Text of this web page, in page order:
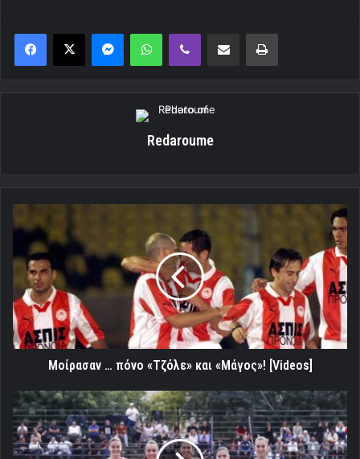
MessengerWhatsAppViber Κοινοποίηση μέσω ηλεκτρονικού ταχυδρομείουΕκτύπωση
Redaroume
…
πόνο
«Τζόλε»
«Μάγος»!
[Videos]
Μοίρασαν … πόνο «Τζόλε» και «Μάγος»! [Videos]
Απέναντι
στην
Αθλητική
Ακαδημία